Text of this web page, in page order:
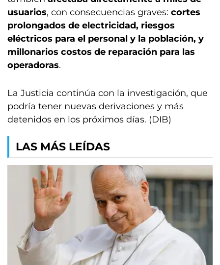
usuarios, con consecuencias graves: cortes
prolongados de electricidad, riesgos
eléctricos para el personal y la población, y
millonarios costos de reparación para las
operadoras.
La Justicia continúa con la investigación, que
podría tener nuevas derivaciones y más
detenidos en los próximos días. (DIB)
LAS MÁS LEÍDAS